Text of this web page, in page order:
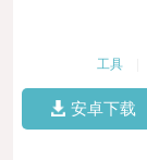
工具
安卓下载